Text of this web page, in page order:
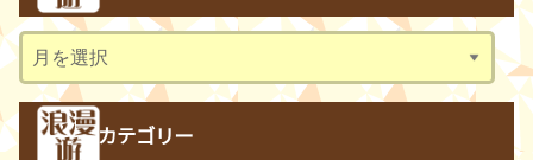
ア
ー
カ
カテゴリー